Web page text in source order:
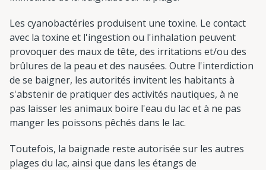
Les cyanobactéries produisent une toxine. Le contact
avec la toxine et l'ingestion ou l'inhalation peuvent
provoquer des maux de tête, des irritations et/ou des
brûlures de la peau et des nausées. Outre l'interdiction
de se baigner, les autorités invitent les habitants à
s'abstenir de pratiquer des activités nautiques, à ne
pas laisser les animaux boire l'eau du lac et à ne pas
manger les poissons pêchés dans le lac.
Toutefois, la baignade reste autorisée sur les autres
plages du lac, ainsi que dans les étangs de